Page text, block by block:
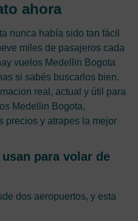
ahora
nunca había sido tan fácil
miles de pasajeros cada
vuelos Medellin Bogota
si sabés buscarlos bien.
real, actual y útil para
Medellin Bogota,
precios y atrapes la mejor
para volar de
dos aeropuertos, y esta